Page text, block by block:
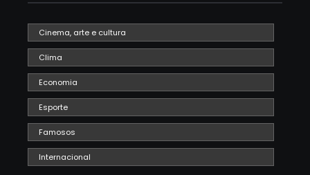
Cinema, arte e cultura
Clima
Economia
Esporte
Famosos
Internacional